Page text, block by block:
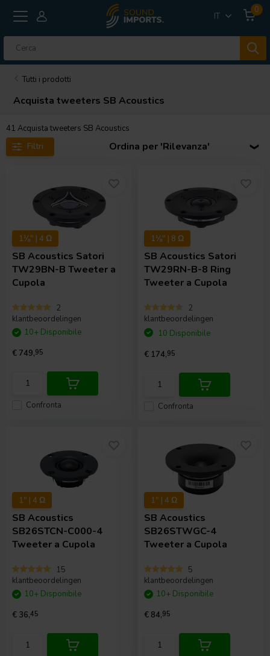
IT
0
Tutti i prodotti
Acquista tweeters SB Acoustics
41 Acquista tweeters SB Acoustics
Filtri
Ordina per 'Rilevanza'
1⅛" | 4 Ω
SB Acoustics Satori
TW29BN-B Tweeter a
Cupola
2
klantbeoordelingen
Confronta
10+ Disponibile
€ 749,95
1⅛" | 8 Ω
SB Acoustics Satori
TW29RN-B-8 Ring
Tweeter a Cupola
2
klantbeoordelingen
Confronta
10 Disponibile
€ 174,95
1" | 4 Ω
SB Acoustics
SB26STCN-C000-4
Tweeter a Cupola
15
klantbeoordelingen
10+ Disponibile
€ 36,45
1" | 4 Ω
SB Acoustics
SB26STWGC-4
Tweeter a Cupola
5
klantbeoordelingen
10+ Disponibile
€ 84,95